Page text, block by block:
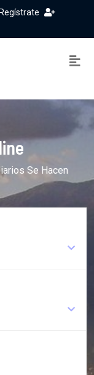
Regístrate
Se Hacen